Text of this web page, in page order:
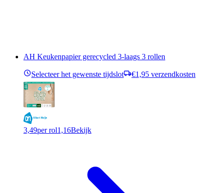
AH Keukenpapier gerecycled 3-laags 3 rollen
Selecteer het gewenste tijdslot €1,95 verzendkosten
3,49per rol1,16Bekijk